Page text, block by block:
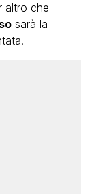
altro che
sarà la